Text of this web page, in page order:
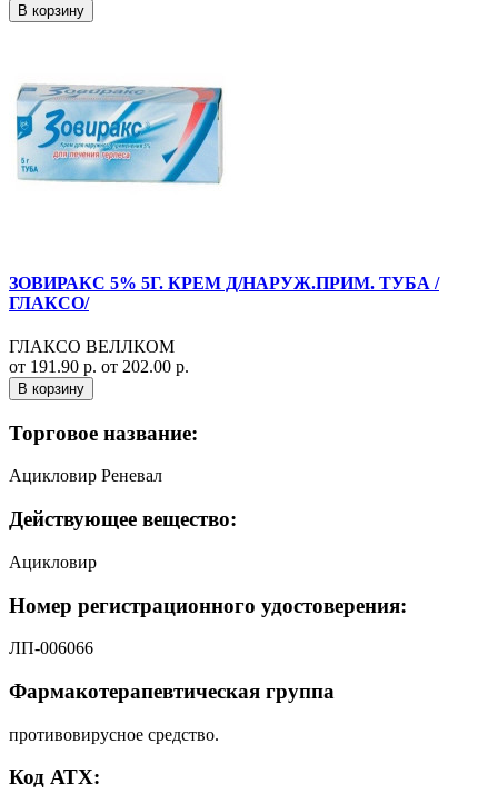
В корзину
ЗОВИРАКС 5% 5Г. КРЕМ Д/НАРУЖ.ПРИМ. ТУБА /
ГЛАКСО/
ГЛАКСО ВЕЛЛКОМ
от 191.90 р. от 202.00 р.
В корзину
Торговое название:
Ацикловир Реневал
Действующее вещество:
Ацикловир
Номер регистрационного удостоверения:
ЛП-006066
Фармакотерапевтическая группа
противовирусное средство.
Код АТХ: